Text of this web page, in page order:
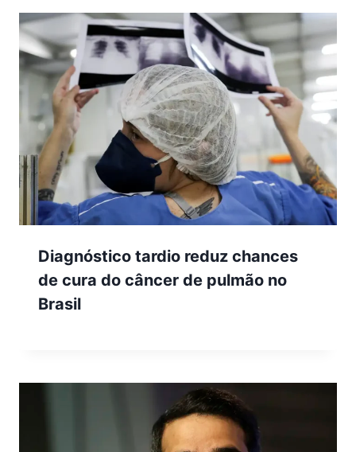
Diagnóstico tardio reduz chances
de cura do câncer de pulmão no
Brasil